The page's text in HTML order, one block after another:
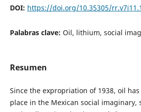
DOI: https://doi.org/10.35305/
Palabras clave: Oil, lithium, social
Resumen
Since the expropriation of 1938, oil
place in the Mexican social imaginary,